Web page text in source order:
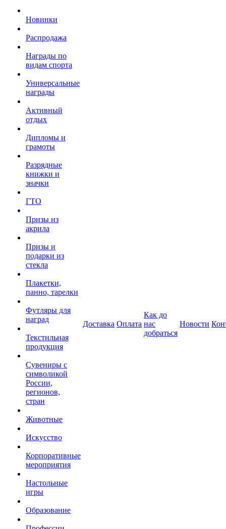
Новинки
Распродажа
Награды по
видам спорта
Универсальные
награды
Активный
отдых
Дипломы и
грамоты
Разрядные
книжки и
значки
ГТО
Призы из
акрила
Призы и
подарки из
стекла
Плакетки,
панно, тарелки
Футляры для
наград
Текстильная
продукция
Сувениры с
символикой
России,
регионов,
стран
Животные
Искусство
Корпоративные
мероприятия
Настольные
игры
Образование
Доставка Оплата
Как до
нас
добраться
Новости